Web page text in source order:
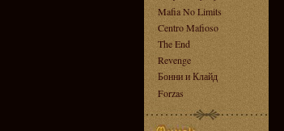
Mafia No Limits
Centro Mafioso
The End
Revenge
Бонни и Клайд
Forzas